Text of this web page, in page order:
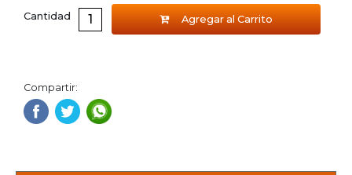
Cantidad Agregar al Carrito
Compartir: